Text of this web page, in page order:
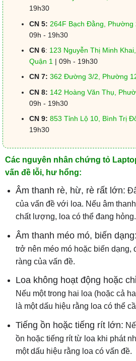
19h30
CN 5: 264F Bạch Đằng, Phường
09h - 19h30
CN 6: 123 Nguyễn Thị Minh
Quận 1 | 09h - 19h30
CN 7: 362 Đường 3/2, Phường
CN 8: 142 Hoàng Văn Thụ,
09h - 19h30
CN 9: 853 Tỉnh Lộ 10, Bình Trị
19h30
Các nguyên nhân chứng tỏ
vấn đề lỗi, hư hổng:
Âm thanh rè, hừ, rè rất lớn:
của vấn đề với loa. Nếu âm
chất lượng, loa có thể đang hỏng.
Âm thanh méo mó, biến dạng:
trở nên méo mó hoặc biến dạng,
ràng của vấn đề.
Loa không hoạt động hoặc
Nếu một trong hai loa (hoặc cả
là một dấu hiệu rằng loa có thể
Tiếng ồn hoặc tiếng rít lớn:
ồn hoặc tiếng rít từ loa khi phát
một dấu hiệu rằng loa có vấn đề.